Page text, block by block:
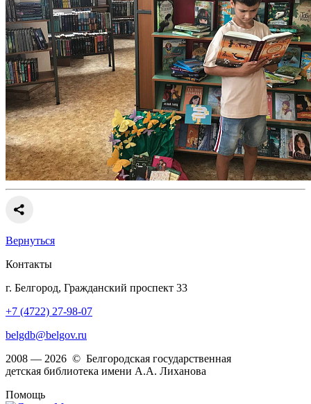
Вернуться
Контакты
г. Белгород, Гражданский проспект 33
+7 (4722) 27-98-07
belgdb@belgov.ru
2008 — 2026 © Белгородская государственная
детская библиотека имени А.А. Лиханова
Помощь